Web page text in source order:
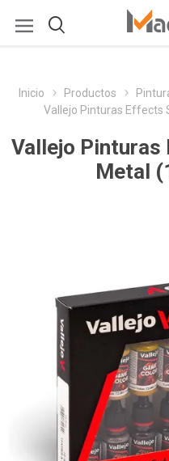
Inicio Productos
Vallejo Pinturas Effects
Vallejo Pinturas
Metal